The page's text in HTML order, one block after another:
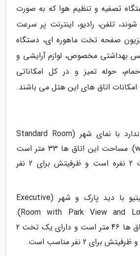
تصفیه و تنظیم هوا که به صورت
تلفن، رادیو، اینترنت پر سرعت
صفحه تخت ماهوره ای، دستگاه
بهداشتی مخصوص، لوازم آرایشی و
حوله تمیز و در کل امکاناتی
اتاق های این هتل می باشند.
اتاق های استاندارد با نمای شهر (Standard Room
with City View): مساحت این اتاق ها 33 متر است
و دارای 1 تخت 2 نفره است و ظرفیتش برای 2 نفر
اتاق های اکزکیتیو با دید پارک و شهر (Executive
Room with Park View and Lounge Access):
مساحت این اتاق ها 46 متر است و دارای یک تخت 2
برای 2 نفر مناسب است.